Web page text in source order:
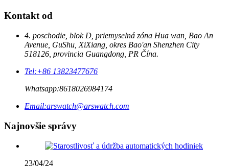
Kontakt od
4. poschodie, blok D, priemyselná zóna Hua wan, Bao An
Avenue, GuShu, XiXiang, okres Bao'an Shenzhen City
518126, provincia Guangdong, PR Čína.
Tel:+86 13823477676
Whatsapp:8618026984174
Email:arswatch@arswatch.com
Najnovšie správy
23/04/24